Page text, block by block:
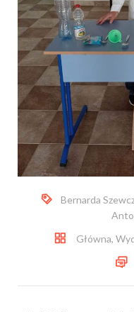
Bernarda
Główna,